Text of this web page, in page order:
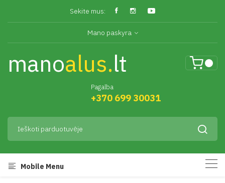
Sekite mus:
Mano paskyra
manoalus.lt
Pagalba
+370 699 30031
Mobile Menu